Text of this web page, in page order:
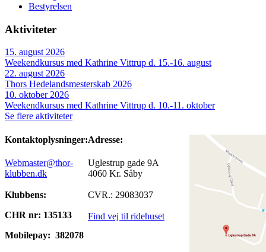
Bestyrelsen
Aktiviteter
15. august 2026
Weekendkursus med Kathrine Vittrup d. 15.-16. august
22. august 2026
Thors Hedelandsmesterskab 2026
10. oktober 2026
Weekendkursus med Kathrine Vittrup d. 10.-11. oktober
Se flere aktiviteter
Kontaktoplysninger:
Webmaster@thor-
klubben.dk
Klubbens:
CHR nr: 135133
Mobilepay: 382078
Adresse:
Uglestrup gade 9A
4060 Kr. Såby
CVR.: 29083037
Find vej til ridehuset